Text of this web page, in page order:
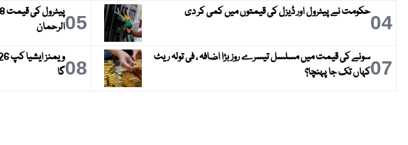
04حکومت نے پیٹرول اور ڈیزل کی قیمتوں میں کمی کر دی 05الرحمان
07سونے کی قیمت میں مسلسل تیسرے روز بڑا اضافہ ، فی تولہ ریٹ
کہاں تک جا پہنچا؟
08گا